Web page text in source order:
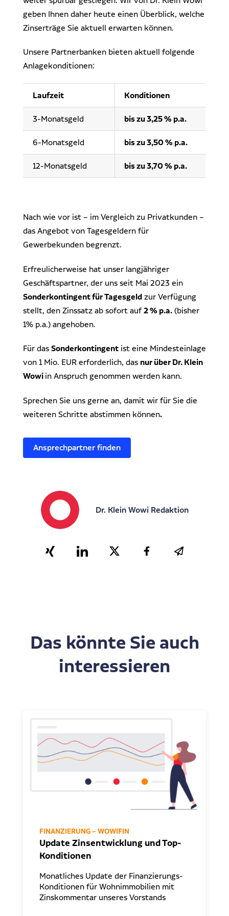
Ansprechpartner
Experten finden
Regionale Experten
Kontakt aufnehmen
Pressekontakt
Redaktionelle Anfragen
Dr. Klein Wowi Business Lunch
Investitionsrechnung trifft Unternehmensplanung
WOWIPORT: Einfach zu lernen, einfach zu bedienen
Alle Veranstaltungen anzeigen
geben Ihnen daher heute einen Überblick, welche
Zinserträge Sie aktuell erwarten können.
Unsere Partnerbanken bieten aktuell folgende
Anlagekonditionen:
Laufzeit Konditionen
3-Monatsgeld bis zu 3,25 % p.a.
6-Monatsgeld bis zu 3,50 % p.a.
12-Monatsgeld bis zu 3,70 % p.a.
Nach wie vor ist – im Vergleich zu Privatkunden –
das Angebot von Tagesgeldern für
Gewerbekunden begrenzt.
Erfreulicherweise hat unser langjähriger
Geschäftspartner, der uns seit Mai 2023 ein
Sonderkontingent für Tagesgeldzur Verfügung
stellt, den Zinssatz ab sofort auf 2 % p.a.(bisher
1% p.a.) angehoben.
Für das Sonderkontingentist eine Mindesteinlage
von 1 Mio. EUR erforderlich, das nur über Dr. Klein
Wowi in Anspruch genommen werden kann.
Sprechen Sie uns gerne an, damit wir für Sie die
weiteren Schritte abstimmen können.
Ansprechpartner finden
Dr. Klein Wowi Redaktion
Das könnte Sie auch
interessieren
FINANZIERUNG – WOWIFIN
Update Zinsentwicklung und Top-
Konditionen
Monatliches Update der Finanzierungs-
Konditionen für Wohnimmobilien mit
Zinskommentar unseres Vorstands